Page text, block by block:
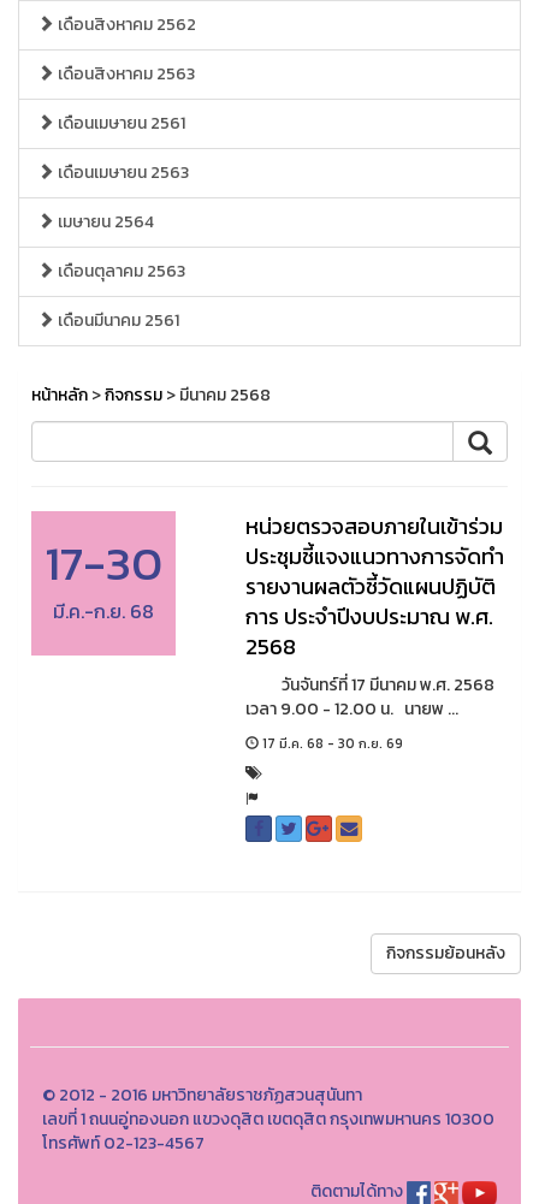
เดือนสิงหาคม 2562
เดือนสิงหาคม 2563
เดือนเมษายน 2561
เดือนเมษายน 2563
เมษายน 2564
เดือนตุลาคม 2563
เดือนมีนาคม 2561
หน้าหลัก>กิจกรรม> มีนาคม 2568
17-30
มี.ค.-ก.ย. 68
หน่วยตรวจสอบภายในเข้าร่วม
ประชุมชี้แจงแนวทางการจัดทำ
รายงานผลตัวชี้วัดแผนปฏิบัติ
การ ประจำปีงบประมาณ พ.ศ.
2568
วันจันทร์ที่ 17 มีนาคม พ.ศ. 2568
เวลา 9.00 - 12.00 น. นายพ ...
17 มี.ค. 68 - 30 ก.ย. 69
กิจกรรมย้อนหลัง
© 2012 - 2016 มหาวิทยาลัยราชภัฏสวนสุนันทา
เลขที่ 1 ถนนอู่ทองนอก แขวงดุสิต เขตดุสิต กรุงเทพมหานคร 10300
โทรศัพท์ 02-123-4567
ติดตามได้ทาง